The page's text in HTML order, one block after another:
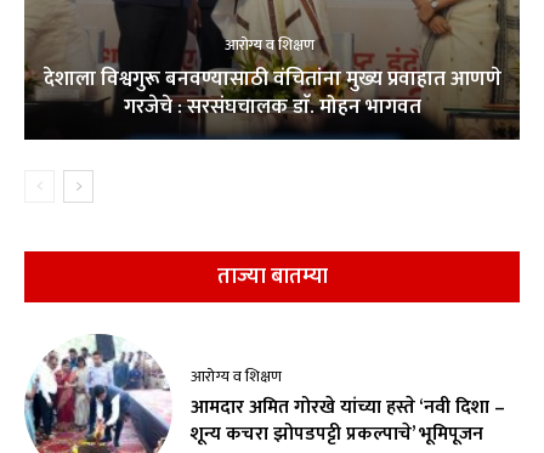
आरोग्य व शिक्षण
देशाला विश्वगुरू बनवण्यासाठी वंचितांना मुख्य प्रवाहात आणणे
गरजेचे : सरसंघचालक डाॅ. मोहन भागवत
ताज्या बातम्या
आरोग्य व शिक्षण
आमदार अमित गोरखे यांच्या हस्ते ‘नवी दिशा –
शून्य कचरा झोपडपट्टी प्रकल्पाचे’ भूमिपूजन